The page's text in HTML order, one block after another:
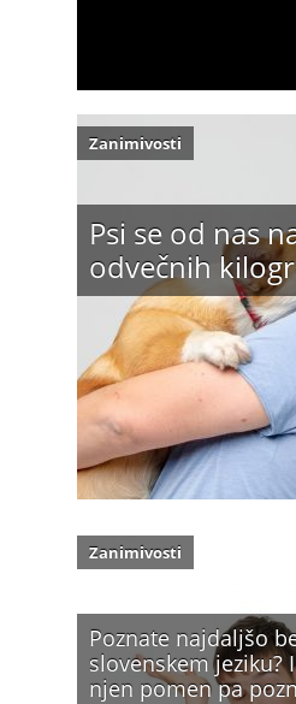
Psi se od nas
odvečnih
Zanimivosti
Poznate najdaljšo
slovenskem jeziku?
njen pomen pa
Zanimivosti